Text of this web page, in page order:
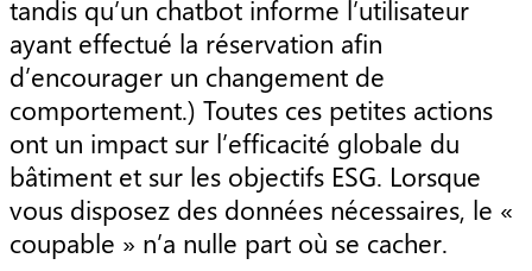
tandis qu’un chatbot informe l’utilisateur
ayant effectué la réservation afin
d’encourager un changement de
comportement.) Toutes ces petites actions
ont un impact sur l’efficacité globale du
bâtiment et sur les objectifs ESG. Lorsque
vous disposez des données nécessaires, le «
coupable » n’a nulle part où se cacher.